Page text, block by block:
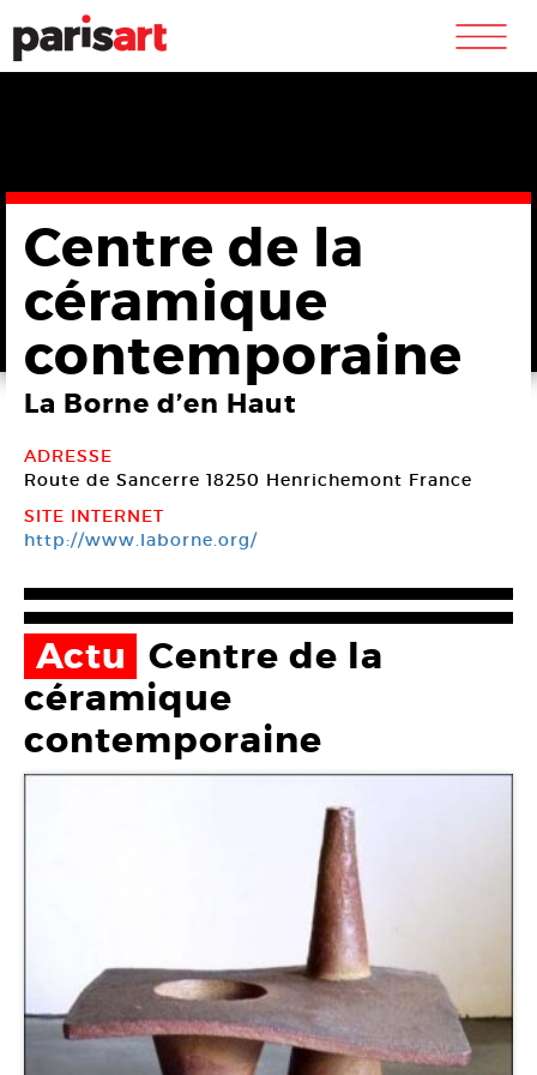
m
Centre de la
céramique
contemporaine
La Borne d’en Haut
ADRESSE
Route de Sancerre 18250 Henrichemont France
SITE INTERNET
http://www.laborne.org/
Actu Centre de la
céramique
contemporaine